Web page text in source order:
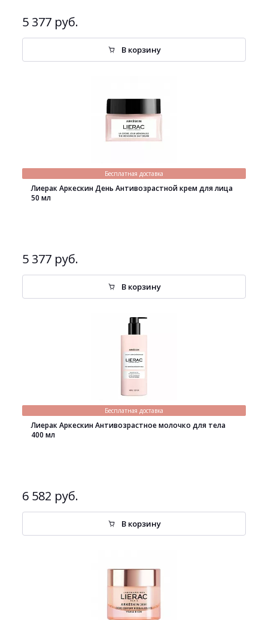
5 377 руб.
В корзину
Бесплатная доставка
Лиерак Аркескин День Антивозрастной крем для лица
50 мл
5 377 руб.
В корзину
Бесплатная доставка
Лиерак Аркескин Антивозрастное молочко для тела
400 мл
6 582 руб.
В корзину